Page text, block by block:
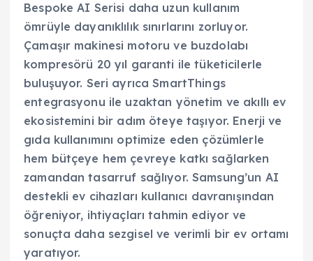
Bespoke AI Serisi daha uzun kullanım
ömrüyle dayanıklılık sınırlarını zorluyor.
Çamaşır makinesi motoru ve buzdolabı
kompresörü 20 yıl garanti ile tüketicilerle
buluşuyor. Seri ayrıca SmartThings
entegrasyonu ile uzaktan yönetim ve akıllı ev
ekosistemini bir adım öteye taşıyor. Enerji ve
gıda kullanımını optimize eden çözümlerle
hem bütçeye hem çevreye katkı sağlarken
zamandan tasarruf sağlıyor. Samsung’un AI
destekli ev cihazları kullanıcı davranışından
öğreniyor, ihtiyaçları tahmin ediyor ve
sonuçta daha sezgisel ve verimli bir ev ortamı
yaratıyor.